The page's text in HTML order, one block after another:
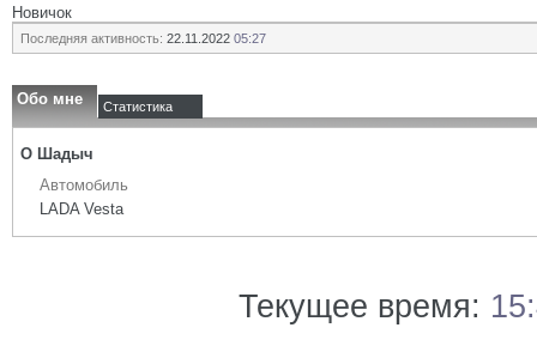
Новичок
Последняя активность: 22.11.2022 05:27
Обо мне Статистика
О Шадыч
Автомобиль
LADA Vesta
Текущее время: